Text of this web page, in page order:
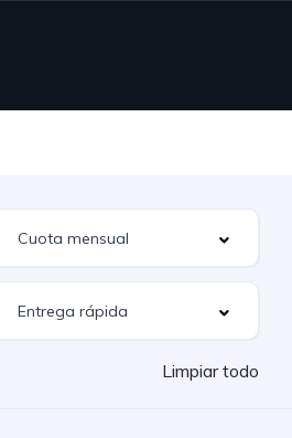
Limpiar todo